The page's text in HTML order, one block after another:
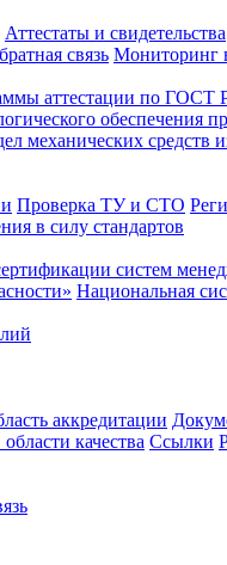
Аттестаты и свидетельства
связь Мониторинг
аттестации по ГОСТ
обеспечения
механических средств
Проверка ТУ и СТО
в силу стандартов
систем
Национальная
аккредитации
качества Ссылки